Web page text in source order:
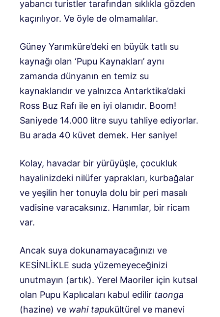
yabancı turistler tarafından sıklıkla gözden
kaçırılıyor. Ve öyle de olmamalılar.
Güney Yarımküre’deki en büyük tatlı su
kaynağı olan ‘Pupu Kaynakları’ aynı
zamanda dünyanın en temiz su
kaynaklarıdır ve yalnızca Antarktika’daki
Ross Buz Rafı ile en iyi olanıdır. Boom!
Saniyede 14.000 litre suyu tahliye ediyorlar.
Bu arada 40 küvet demek. Her saniye!
Kolay, havadar bir yürüyüşle, çocukluk
hayalinizdeki nilüfer yaprakları, kurbağalar
ve yeşilin her tonuyla dolu bir peri masalı
vadisine varacaksınız. Hanımlar, bir ricam
var.
Ancak suya dokunamayacağınızı ve
KESİNLİKLE suda yüzemeyeceğinizi
unutmayın (artık). Yerel Maoriler için kutsal
olan Pupu Kaplıcaları kabul edilir taonga
(hazine) ve wahi tapukültürel ve manevi